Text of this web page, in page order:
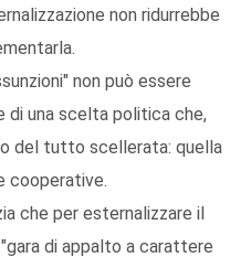
non ridurrebbe
non può essere
di una scelta politica che,
del tutto scellerata: quella
cooperative.
che per esternalizzare il
di appalto a carattere